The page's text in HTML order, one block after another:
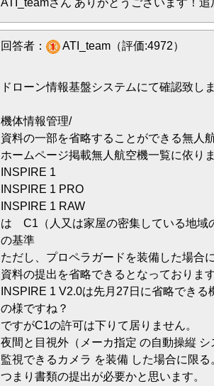
ATI_teamさん ありがとうございます！
回答者： ATI_team（評価:4972）
ドローン情報基盤システムにて確認致し
機体情報管理/
資料の一部を省略することができる無人
ホームページ掲載無人航空機一覧に依り
INSPIRE 1
INSPIRE 1 PRO
INSPIRE 1 RAW
は C1（人又は家屋の密集している地域
の基準
ただし、プロペラガードを装備した場合
資料の提出を省略できるとなっておりま
INSPIRE 1 V2.0は先月27日に省略でき
の様ですね？
ですがC1の許可は下りて居りません。
夜間と目視外（メーカ指定 の自動操縦
監視できるカメラ を装備 した場合に限る
つまり書類の提出が必要かと思います。